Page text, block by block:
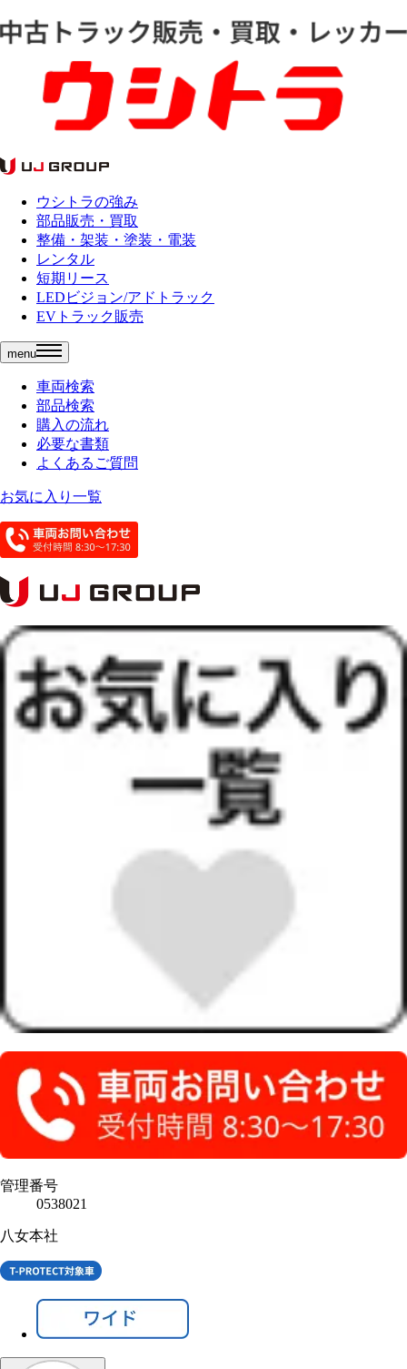
ウシトラの強み
部品販売・買取
整備・架装・塗装・電装
レンタル
短期リース
LEDビジョン/アドトラック
EVトラック販売
menu
車両検索
部品検索
購入の流れ
必要な書類
よくあるご質問
お気に入り一覧
管理番号
0538021
八女本社